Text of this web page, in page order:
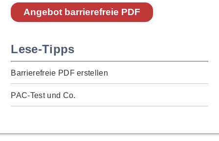
Angebot barrierefreie PDF
Lese-Tipps
Barrierefreie PDF erstellen
PAC-Test und Co.